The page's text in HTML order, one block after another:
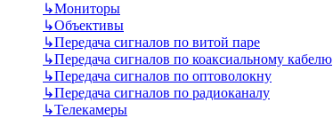
↳Мониторы
↳Объективы
↳Передача сигналов по витой паре
↳Передача сигналов по коаксиальному кабелю
↳Передача сигналов по оптоволокну
↳Передача сигналов по радиоканалу
↳Телекамеры